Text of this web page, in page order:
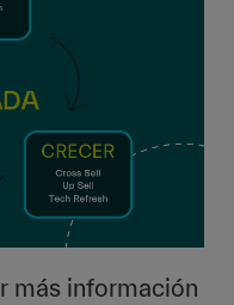
más información